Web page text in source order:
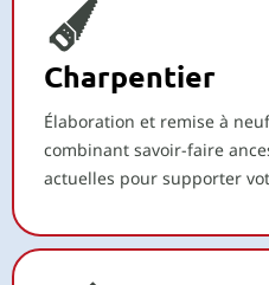
Charpentier
Élaboration et remise à
combinant savoir-faire
actuelles pour supporter